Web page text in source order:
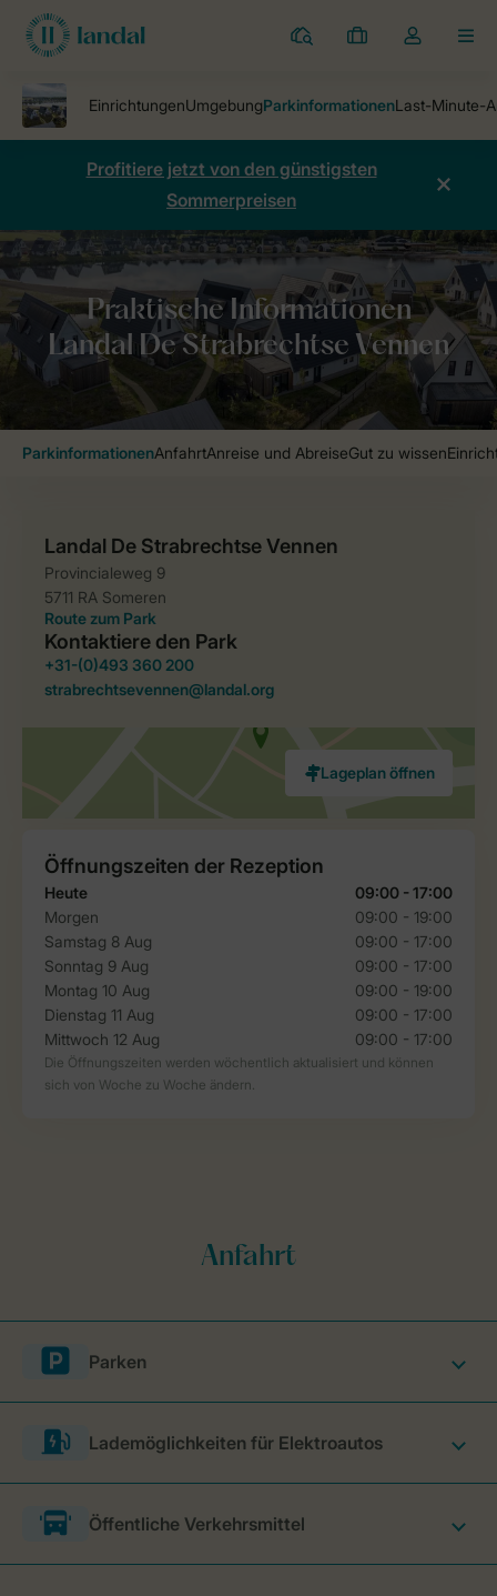
Ferienparks
Meine
Dropdown-
öffnen
Profitiere jetzt von den günstigsten
Sommerpreisen
Parken
Lademöglichkeiten für Elektroautos
Öffentliche Verkehrsmittel